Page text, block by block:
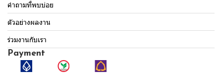
คำถามที่พบบ่อย
ตัวอย่างผลงาน
ร่วมงานกับเรา
Payment